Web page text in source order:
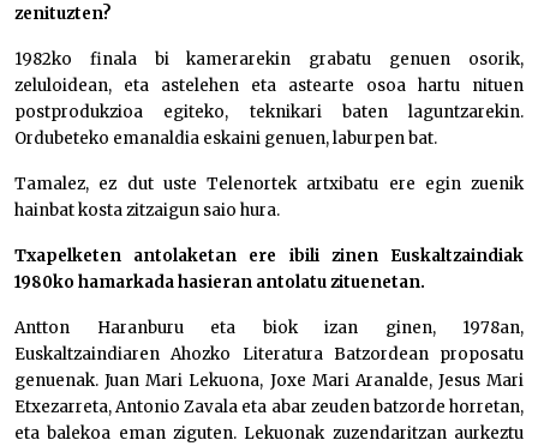
zenituzten?
1982ko finala bi kamerarekin grabatu genuen osorik,
zeluloidean, eta astelehen eta astearte osoa hartu nituen
postprodukzioa egiteko, teknikari baten laguntzarekin.
Ordubeteko emanaldia eskaini genuen, laburpen bat.
Tamalez, ez dut uste Telenortek artxibatu ere egin zuenik
hainbat kosta zitzaigun saio hura.
Txapelketen antolaketan ere ibili zinen Euskaltzaindiak
1980ko hamarkada hasieran antolatu zituenetan.
Antton Haranburu eta biok izan ginen, 1978an,
Euskaltzaindiaren Ahozko Literatura Batzordean proposatu
genuenak. Juan Mari Lekuona, Joxe Mari Aranalde, Jesus Mari
Etxezarreta, Antonio Zavala eta abar zeuden batzorde horretan,
eta balekoa eman ziguten. Lekuonak zuzendaritzan aurkeztu